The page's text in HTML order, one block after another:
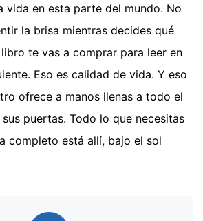
vida en esta parte del mundo. No
la brisa mientras decides qué
te vas a comprar para leer en
Eso es calidad de vida. Y eso
ofrece a manos llenas a todo el
puertas. Todo lo que necesitas
completo está allí, bajo el sol